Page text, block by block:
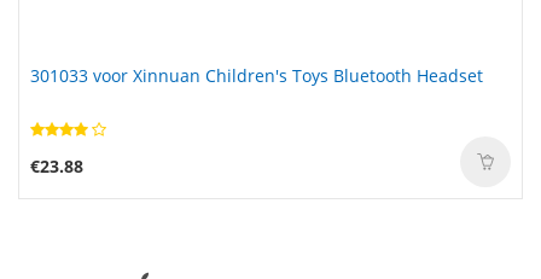
301033 voor Xinnuan Children's Toys Bluetooth Headset
€23.88